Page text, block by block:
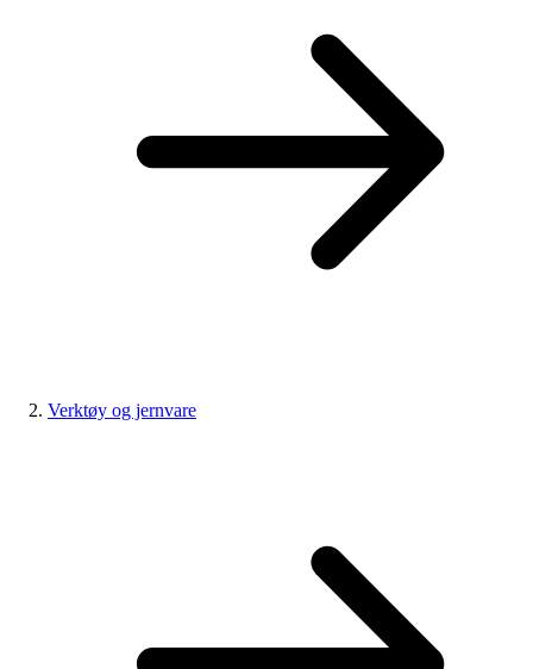
Verktøy og jernvare